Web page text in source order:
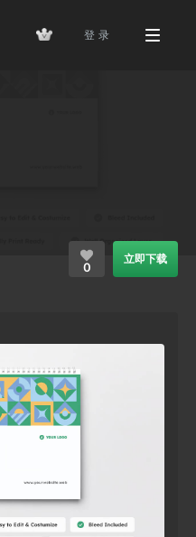
登 录
0
立即下载